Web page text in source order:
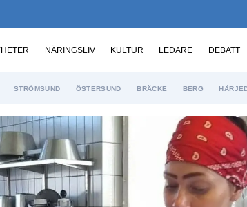
NÄRINGSLIV KULTUR LEDARE DEBATT
STRÖMSUND ÖSTERSUND BRÄCKE BERG